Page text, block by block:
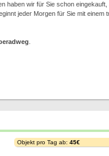
haben wir für Sie schon
jeder Morgen für Sie mit
Objekt pro Tag ab: 45€